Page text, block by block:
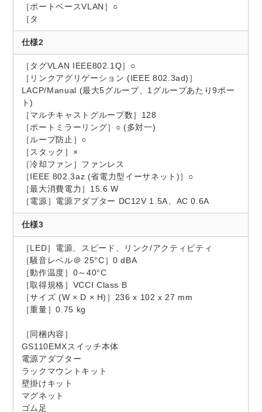
［ポートベースVLAN］○
［タ
仕様2
［タグVLAN IEEE802.1Q］○
［リンクアグリゲーション (IEEE 802.3ad)］
LACP/Manual (最大5グループ、1グループあたり9ポー
ト)
［マルチキャストグループ数］128
［ポートミラーリング］○ (多対一)
［ループ防止］○
［スタック］×
［冷却ファン］ファンレス
［IEEE 802.3az (省電力型イーサネット)］○
［最大消費電力］15.6 W
［電源］電源アダプター DC12V 1.5A、AC 0.6A
仕様3
［LED］電源、スピード、リンク/アクティビティ
［騒音レベル＠ 25°C］0 dBA
［動作温度］0～40°C
［取得規格］VCCI Class B
［サイズ (W × D × H)］236 x 102 x 27 mm
［重量］0.75 kg
［同梱内容］
GS110EMXスイッチ本体
電源アダプター
ラックマウントキット
壁掛けキット
マグネット
ゴム足